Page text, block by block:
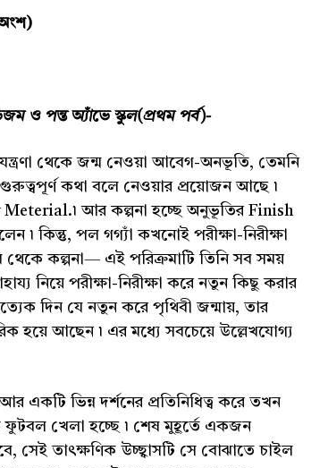
অংশ)
ও পন্ত অ্যাঁভে স্কুল(প্রথম পর্ব)-
থেকে জন্ম নেওয়া আবেগ-অনভূতি, তেমনি
কথা বলে নেওয়ার প্রয়োজন আছে ৷
আর কল্পনা হচ্ছে অনুভূতির Finish
৷ কিন্তু, পল গগ্যাঁ কখনোই পরীক্ষা-নিরীক্ষা
কল্পনা— এই পরিক্রমাটি তিনি সব সময়
নিয়ে পরীক্ষা-নিরীক্ষা করে নতুন কিছু করার
দিন যে নতুন করে পৃথিবী জন্মায়, তার
হয়ে আছেন ৷ এর মধ্যে সবচেয়ে উল্লেখযোগ্য
একটি ভিন্ন দর্শনের প্রতিনিধিত্ব করে তখন
খেলা হচ্ছে ৷ শেষ মুহূর্তে একজন
তাৎক্ষণিক উচ্ছ্বাসটি সে বোঝাতে চাইল